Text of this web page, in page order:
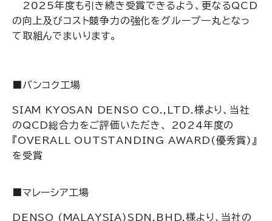
2025年度も引き続き受賞できるよう、更なるQCD
の向上及びコスト競争力の強化をグループ一丸となっ
て取組んでまいります。
■バンコク工場
SIAM KYOSAN DENSO CO.,LTD.様より、当社
のQCD総合力をご評価いただき、 2024年度の
『OVERALL OUTSTANDING AWARD(優秀賞)』
を受賞
■マレーシア工場
DENSO (MALAYSIA)SDN.BHD.様より、当社の